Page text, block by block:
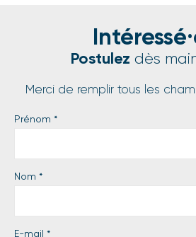
Postulez dès
Merci de remplir tous les
Prénom *
Nom *
E-mail *